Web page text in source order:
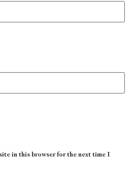
in this browser for the next time I